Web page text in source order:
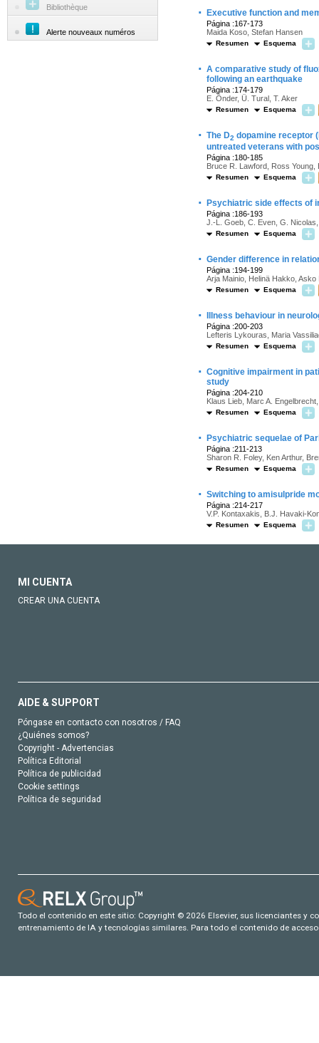
Bibliothèque
Alerte nouveaux numéros
· Executive function and
Página :167-173
Maida Koso, Stefan Hansen
Resumen Esquema
· A comparative study of
following an earthquake
Página :174-179
E. Önder, Ü. Tural, T. Aker
Resumen Esquema
· The D2 dopamine receptor
untreated veterans with
Página :180-185
Bruce R. Lawford, Ross
Resumen Esquema
· Psychiatric side effects of
Página :186-193
J.-L. Goeb, C. Even, G.
Resumen Esquema
· Gender difference in
Página :194-199
Arja Mainio, Helinä Hakko,
Resumen Esquema
· Illness behaviour in
Página :200-203
Lefteris Lykouras, Maria
Resumen Esquema
· Cognitive impairment in
study
Página :204-210
Klaus Lieb, Marc A.
Resumen Esquema
· Psychiatric sequelae of
Página :211-213
Sharon R. Foley, Ken Arthur,
Resumen Esquema
· Switching to amisulpride
Página :214-217
V.P. Kontaxakis, B.J. Havaki-
Resumen Esquema
MI CUENTA
CREAR UNA CUENTA
AIDE & SUPPORT
Póngase en contacto con nosotros / FAQ
¿Quiénes somos?
Copyright - Advertencias
Política Editorial
Política de publicidad
Cookie settings
Política de seguridad
Todo el contenido en este sitio: Copyright © 2026 Elsevier, sus licenciantes y
entrenamiento de IA y tecnologías similares. Para todo el contenido de